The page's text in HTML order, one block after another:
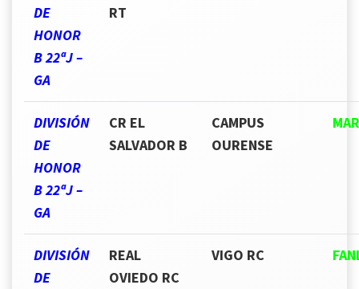
DE
HONOR
B 22ªJ –
GA
RT
DIVISIÓN
DE
HONOR
B 22ªJ –
GA
CR EL
SALVADOR B
CAMPUS
OURENSE
DIVISIÓN
DE
REAL
OVIEDO RC
VIGO RC